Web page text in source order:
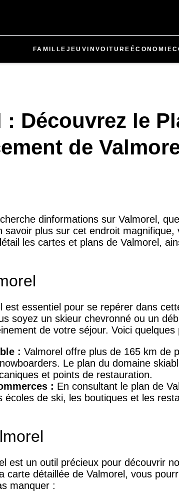
FAMILLE JEU VIN VOITURE ÉCONOMIE
: Découvrez le
de
dinformations sur Valmorel,
savoir plus sur cet endroit
les cartes et plans de Valmorel,
est essentiel pour se repérer dans
soyez un skieur chevronné ou un
de votre séjour. Voici
: Valmorel offre plus de 165 km de
Le plan du domaine
et points de restauration.
: En consultant le plan de
écoles de ski, les boutiques et les
est un outil précieux pour découvrir
carte détaillée de Valmorel, vous
manquer :